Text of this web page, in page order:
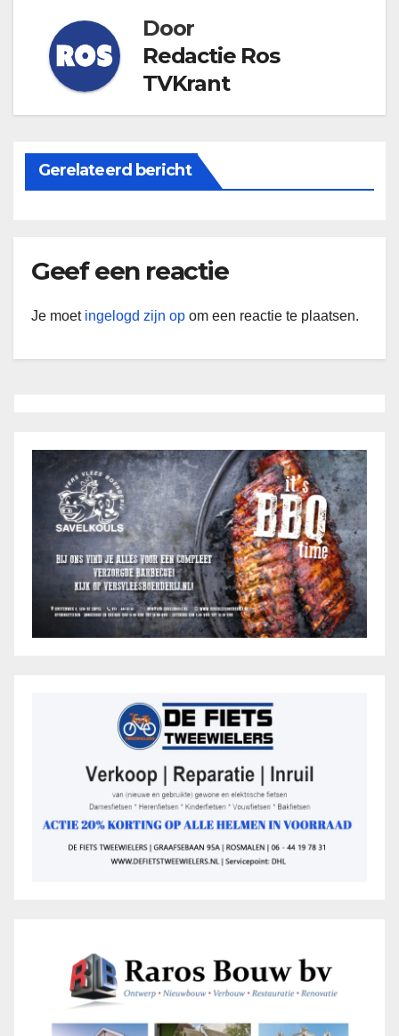
Door
Redactie Ros
TVKrant
Gerelateerd bericht
Geef een reactie
Je moet ingelogd zijn op om een reactie te plaatsen.